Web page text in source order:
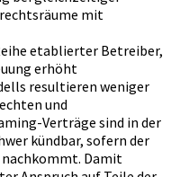
mit
etablierter Betreiber,
erhöht
resultieren weniger
und
Verträge sind in der
kündbar, sofern der
Damit